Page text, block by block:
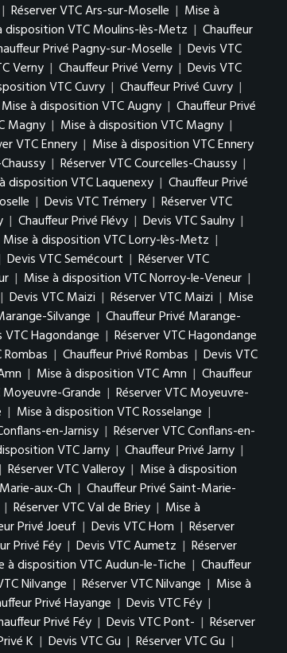
| Réserver VTC Ars-sur-Moselle | Mise à
disposition VTC Moulins-lès-Metz | Chauffeur
Privé Pagny-sur-Moselle | Devis VTC
Verny | Chauffeur Privé Verny | Devis VTC
VTC Cuvry | Chauffeur Privé Cuvry |
Mise à disposition VTC Augny | Chauffeur Privé
Magny | Mise à disposition VTC Magny |
VTC Ennery | Mise à disposition VTC Ennery
| Réserver VTC Courcelles-Chaussy |
disposition VTC Laquenexy | Chauffeur Privé
| Devis VTC Trémery | Réserver VTC
| Chauffeur Privé Flévy | Devis VTC Saulny |
Mise à disposition VTC Lorry-lès-Metz |
Devis VTC Semécourt | Réserver VTC
| Mise à disposition VTC Norroy-le-Veneur |
| Devis VTC Maizi | Réserver VTC Maizi | Mise
Silvange | Chauffeur Privé Marange-
VTC Hagondange | Réserver VTC Hagondange
| Chauffeur Privé Rombas | Devis VTC
| Mise à disposition VTC Amn | Chauffeur
Moyeuvre-Grande | Réserver VTC Moyeuvre-
| Mise à disposition VTC Rosselange |
en-Jarnisy | Réserver VTC Conflans-en-
VTC Jarny | Chauffeur Privé Jarny |
| Réserver VTC Valleroy | Mise à disposition
aux-Ch | Chauffeur Privé Saint-Marie-
| Réserver VTC Val de Briey | Mise à
Privé Joeuf | Devis VTC Hom | Réserver
Privé Féy | Devis VTC Aumetz | Réserver
à disposition VTC Audun-le-Tiche | Chauffeur
Nilvange | Réserver VTC Nilvange | Mise à
Privé Hayange | Devis VTC Féy |
Privé Féy | Devis VTC Pont- | Réserver
K | Devis VTC Gu | Réserver VTC Gu |